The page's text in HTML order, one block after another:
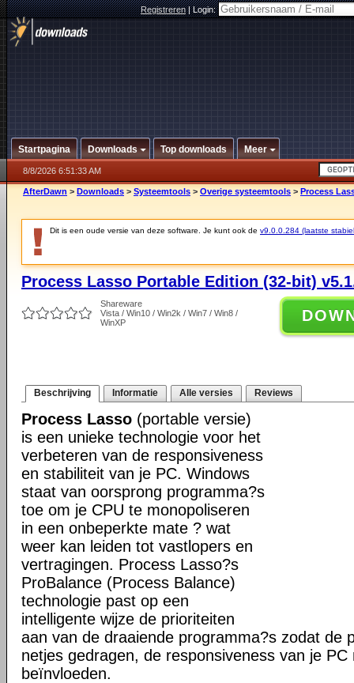
Registreren|Login:
Startpagina Downloads Top downloads Meer
8/8/2026 6:51:33 AM
AfterDawn > Downloads > Systeemtools > Overige systeemtools > Process
Dit is een oude versie van deze software. Je kunt ook de v9.0.0.284 (laatste
Process Lasso Portable Edition (32-bit)
Shareware
Vista / Win10 / Win2k / Win7 / Win8 /
WinXP
Beschrijving Informatie Alle versies Reviews
Process Lasso (portable versie)
is een unieke technologie voor het
verbeteren van de responsiveness
en stabiliteit van je PC. Windows
staat van oorsprong programma?s
toe om je CPU te monopoliseren
in een onbeperkte mate ? wat
weer kan leiden tot vastlopers en
vertragingen. Process Lasso?s
ProBalance (Process Balance)
technologie past op een
intelligente wijze de prioriteiten
aan van de draaiende programma?s zodat de
netjes gedragen, de responsiveness van je PC
beïnvloeden.